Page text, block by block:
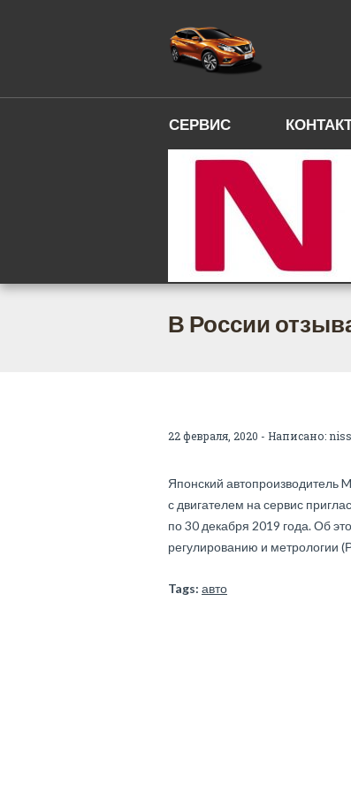
СЕРВИС
В России
22 февраля, 2020 - Написано:
Японский автопроизводитель
с двигателем на сервис
по 30 декабря 2019 года. Об
регулированию и метрологии
Tags: авто